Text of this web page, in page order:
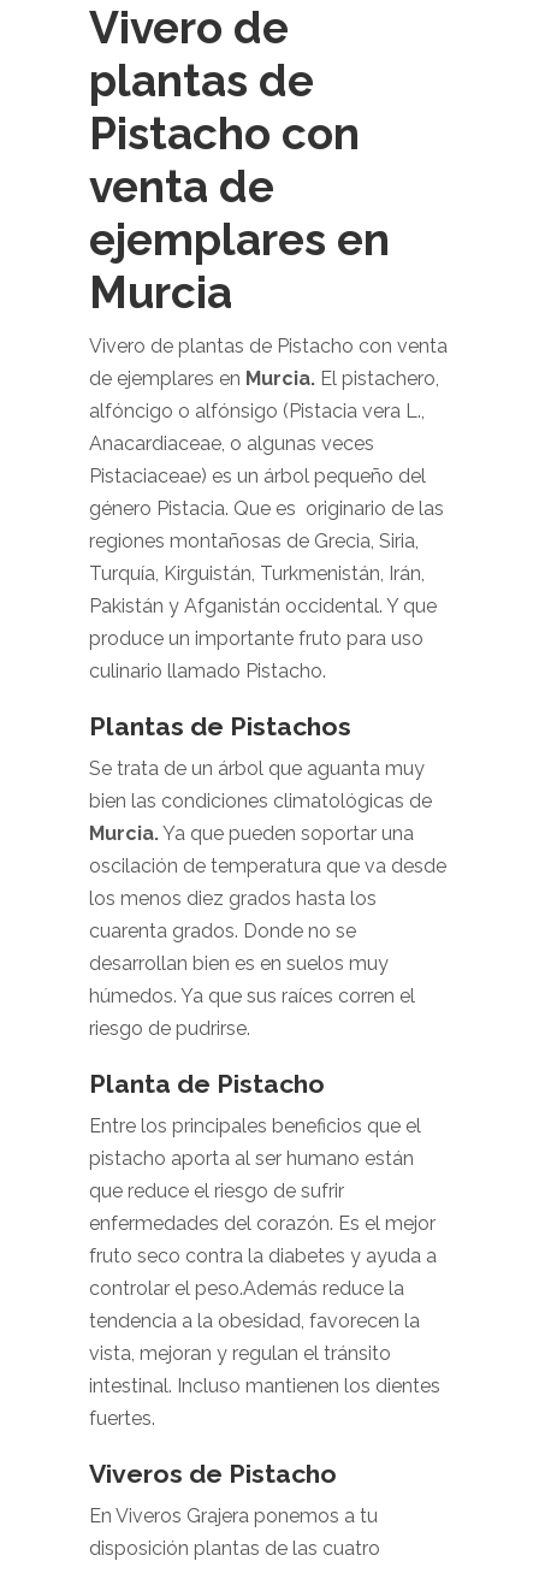
Vivero de
plantas de
Pistacho con
venta de
ejemplares en
Murcia
Vivero de plantas de Pistacho con venta
de ejemplares en Murcia. El pistachero,
alfóncigo o alfónsigo (Pistacia vera L.,
Anacardiaceae, o algunas veces
Pistaciaceae) es un árbol pequeño del
género Pistacia. Que es originario de las
regiones montañosas de Grecia, Siria,
Turquía, Kirguistán, Turkmenistán, Irán,
Pakistán y Afganistán occidental. Y que
produce un importante fruto para uso
culinario llamado Pistacho.
Plantas de Pistachos
Se trata de un árbol que aguanta muy
bien las condiciones climatológicas de
Murcia.Ya que pueden soportar una
oscilación de temperatura que va desde
los menos diez grados hasta los
cuarenta grados. Donde no se
desarrollan bien es en suelos muy
húmedos. Ya que sus raíces corren el
riesgo de pudrirse.
Planta de Pistacho
Entre los principales beneficios que el
pistacho aporta al ser humano están
que reduce el riesgo de sufrir
enfermedades del corazón. Es el mejor
fruto seco contra la diabetes y ayuda a
controlar el peso.Además reduce la
tendencia a la obesidad, favorecen la
vista, mejoran y regulan el tránsito
intestinal. Incluso mantienen los dientes
fuertes.
Viveros de Pistacho
En Viveros Grajera ponemos a tu
disposición plantas de las cuatro